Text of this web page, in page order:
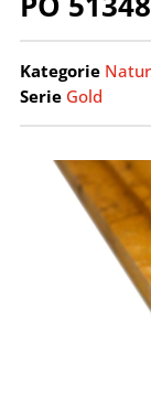
Kategorie
Serie Gold